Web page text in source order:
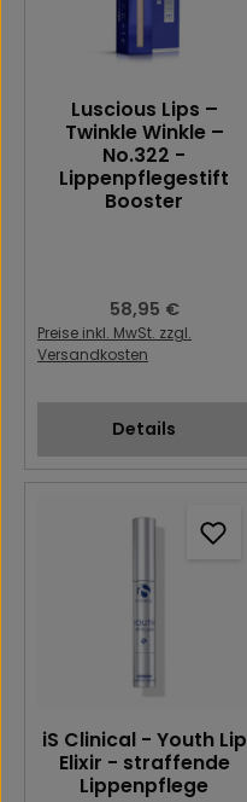
Luscious Lips –
Twinkle Winkle –
No.322 -
Lippenpflegestift
Booster
Regulärer Preis:
58,95 €
Preise inkl. MwSt. zzgl.
Versandkosten
Details
iS Clinical - Youth Lip
Elixir - straffende
Lippenpflege